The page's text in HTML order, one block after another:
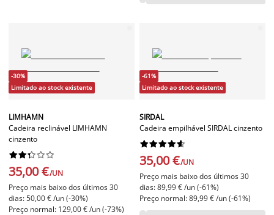
-30%
Limitado ao stock existente
LIMHAMN
Cadeira reclinável LIMHAMN
cinzento






35,00 €/UN
Preço mais baixo dos últimos 30
dias: 50,00 € /un (-30%)
Preço normal: 129,00 € /un (-73%)
-61%
Limitado ao stock existente
SIRDAL
Cadeira empilhável SIRDAL cinzento






35,00 €/UN
Preço mais baixo dos últimos 30
dias: 89,99 € /un (-61%)
Preço normal: 89,99 € /un (-61%)